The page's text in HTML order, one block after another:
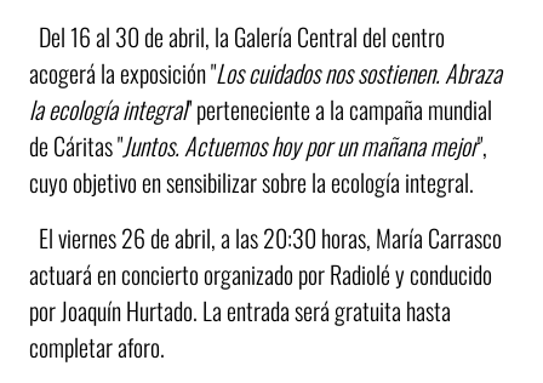
Del 16 al 30 de abril, la Galería Central del centro
acogerá la exposición "Los cuidados nos sostienen. Abraza
la ecología integral" perteneciente a la campaña mundial
de Cáritas "Juntos. Actuemos hoy por un mañana mejor",
cuyo objetivo en sensibilizar sobre la ecología integral.
El viernes 26 de abril, a las 20:30 horas, María Carrasco
actuará en concierto organizado por Radiolé y conducido
por Joaquín Hurtado. La entrada será gratuita hasta
completar aforo.